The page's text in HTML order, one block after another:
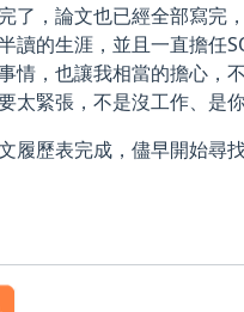
了，論文也已經全部寫完
讀的生涯，並且一直擔任
情，也讓我相當的擔心，
太緊張，不是沒工作、是
履歷表完成，儘早開始尋